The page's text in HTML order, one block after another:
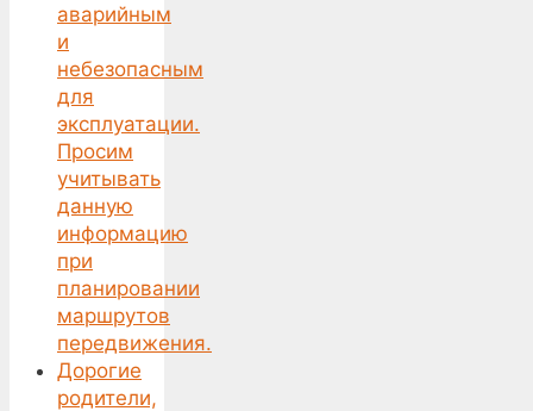
аварийным
и
небезопасным
для
эксплуатации.
Просим
учитывать
данную
информацию
при
планировании
маршрутов
передвижения.
Дорогие
родители,